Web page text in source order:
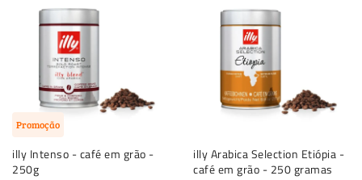
Promoção
illy Intenso - café em grão -
250g
illy Arabica Selection Etiópia -
café em grão - 250 gramas